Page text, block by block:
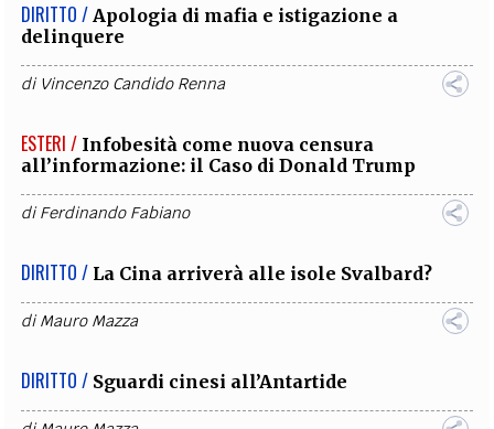
DIRITTO / Apologia di mafia e istigazione a
delinquere
di Vincenzo Candido Renna
ESTERI / Infobesità come nuova censura
all’informazione: il Caso di Donald Trump
diFerdinando Fabiano
DIRITTO / La Cina arriverà alle isole Svalbard?
diMauro Mazza
DIRITTO / Sguardi cinesi all’Antartide